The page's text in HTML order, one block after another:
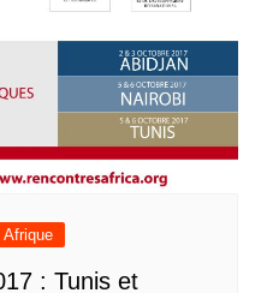
Afrique
: Tunis et